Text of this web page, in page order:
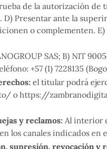
de la autorización
D) Presentar ante la
o complementen.
SAS; B) NIT
+57 (1) 7228135
el titular podrá
o https://
y reclamos: Al interior
los canales indicados en
supresión, revocación y